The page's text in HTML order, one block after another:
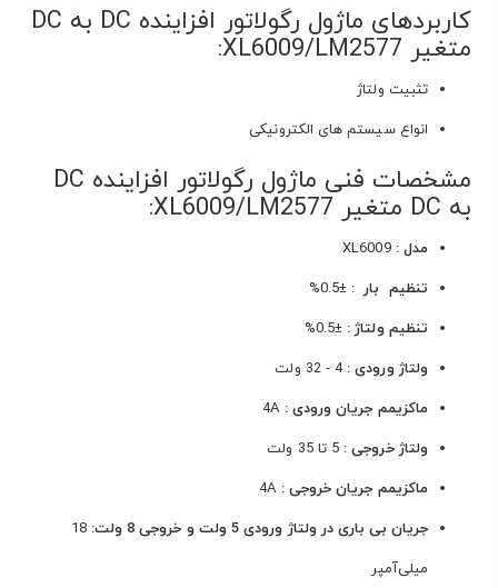
کاربردهای ماژول رگولاتور افزاینده DC به DC
متغیر XL6009/LM2577:
تثبیت ولتاژ
انواع سیستم های الکترونیکی
مشخصات فنی ماژول رگولاتور افزاینده DC
به DC متغیر XL6009/LM2577:
مدل : XL6009
تنظیم بار : ±0.5%
تنظیم ولتاژ : ±0.5%
ولتاژ ورودی :4 - 32 ولت
ماکزیمم جریان ورودی : 4A
ولتاژ خروجی :
ماکزیمم جریان خروجی : 4A
جریان بی باری در ولتاژ ورودی 5 ولت و خروجی 8 ولت:
18
میلی‌آمپر